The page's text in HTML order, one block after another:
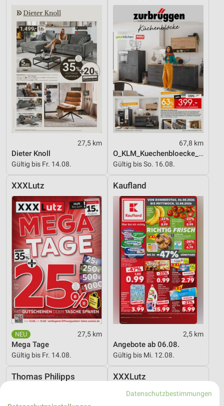
27,5 km
Dieter Knoll
Gültig bis Fr. 14.08.
67,8 km
O_KLM_Kuechenbloecke_01_26_ES
Gültig bis So. 16.08.
XXXLutz
27,5 km
Mega Tage
Gültig bis Fr. 14.08.
Kaufland
2,5 km
Angebote ab 06.08.
Gültig bis Mi. 12.08.
Thomas Philipps XXXLutz
Datenschutzbestimmungen